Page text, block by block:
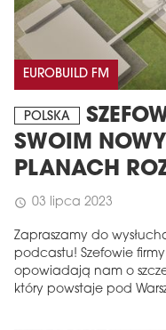
EUROBUILD FM
POLSKA
SWOIM
PLANACH
schedule 03 lipca 2023
Zapraszamy do
podcastu! Szefowie
opowiadają nam o
który powstaje pod